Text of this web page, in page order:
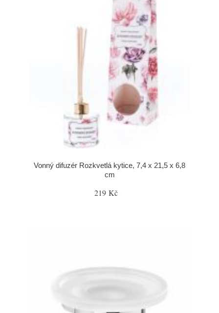
Vonný difuzér Rozkvetlá kytice, 7,4 x 21,5 x 6,8
cm
219 Kč